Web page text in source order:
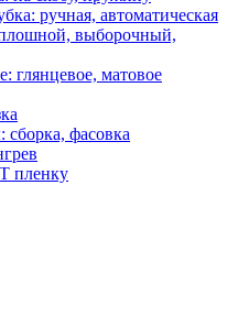
ручная, автоматическая
выборочный,
глянцевое, матовое
фасовка
пленку